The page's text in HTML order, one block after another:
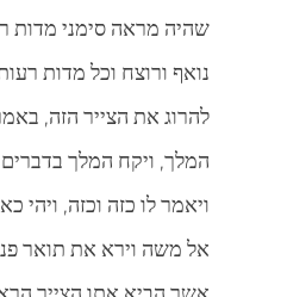
שהיה מראה סימני מדות
נואף ורוצח וכל מדות
להרוג את הצייר הזה,
המלך, ויקח המלך
ויאמר לו כזה וכזה, ויהי
אל משה וירא את תואר